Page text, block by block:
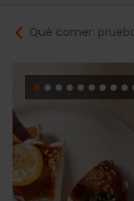
Main
navigation
Qué comer: